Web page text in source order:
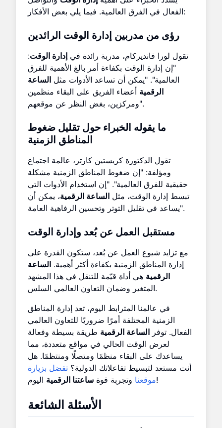
الفعال في الفرق العالمية. فيما يلي بعض الأفكار:
رؤى من مدربين إدارة الوقت الرائدين
تقول لورا فانديركام، مدربة رائدة في إدارة الوقت:
"إن إدارة الوقت بكفاءة أمر بالغ الأهمية للفرق
العالمية". "يمكن أن تساعد الأدوات مثل الساعة
الرقمية أعضاء الفريق على البقاء منظمين
ومركزين، بغض النظر عن موقعهم".
ما يقوله الخبراء حول تقليل ضغوط
المناطق الزمنية
تقول الدكتورة كريستين كارتر، عالمة اجتماع
ومؤلفة: "إن ضغوط المناطق الزمنية مشكلة
حقيقية للفرق العالمية". "إن استخدام الأدوات التي
تبسط إدارة الوقت، مثل الساعة الرقمية، يمكن أن
يساعد في تقليل التوتر وتحسين الرفاهية العامة".
مستقبل العمل عن بُعد وإدارة الوقت
مع تزايد شيوع العمل عن بُعد، ستكون القدرة على
إدارة المناطق الزمنية بكفاءة أكثر أهمية. الساعة
الرقمية هي أداة قيّمة للتنقل في هذا المشهد
المتغير وضمان التعاون العالمي السلس.
في عالمنا المترابط اليوم، تعد إدارة المناطق
الزمنية المختلفة أمرًا ضروريًا للتعاون العالمي
الفعال. توفر الساعة الرقمية طريقة بسيطة وفعالة
لعرض الوقت الحالي في مواقع متعددة، مما
يساعدك على البقاء منظمًا ومتصلًا ومنتظمًا. هل
أنت مستعد لتبسيط تفاعلاتك الدولية؟ تفضل بزيارة
موقعنا وتجربة قوة ساعتنا الرقمية اليوم!
الأسئلة الشائعة